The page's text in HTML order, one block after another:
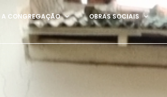
A CONGREGAÇÃO OBRAS SOCIAIS